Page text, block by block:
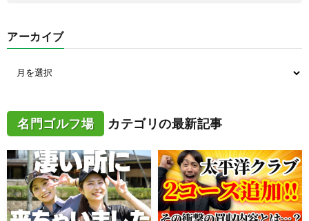
アーカイブ
名門ゴルフ場 カテゴリの最新記事